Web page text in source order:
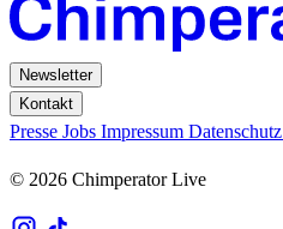
Newsletter
Kontakt
Presse Jobs Impressum Datenschutz
© 2026 Chimperator Live